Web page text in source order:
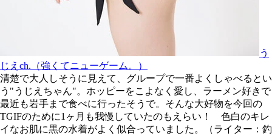
う
じえch.（強くてニューゲーム。）
清楚で大人しそうに見えて、グループで一番よくしゃべるとい
う"うじえちゃん"。ホッピーをこよなく愛し、ラーメン好きで
最近も岩手まで食べに行ったそうで。そんな大好物を今回の
TGIFのために1ヶ月も我慢していたのもえらい！ 色白のキレ
イなお肌に黒の水着がよく似合っていました。（ライター：釣